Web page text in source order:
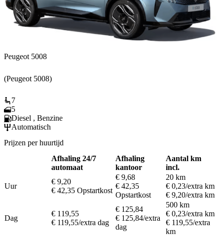
Peugeot 5008
(Peugeot 5008)
7
5
Diesel , Benzine
Automatisch
Prijzen per huurtijd
Afhaling 24/7
automaat
Afhaling
kantoor
Aantal km
incl.
Uur
€ 9,20
€ 42,35 Opstartkost
€ 9,68
€ 42,35
Opstartkost
20 km
€ 0,23/extra km
€ 9,20/extra km
Dag
€ 119,55
€ 119,55/extra dag
€ 125,84
€ 125,84/extra
dag
500 km
€ 0,23/extra km
€ 119,55/extra
km